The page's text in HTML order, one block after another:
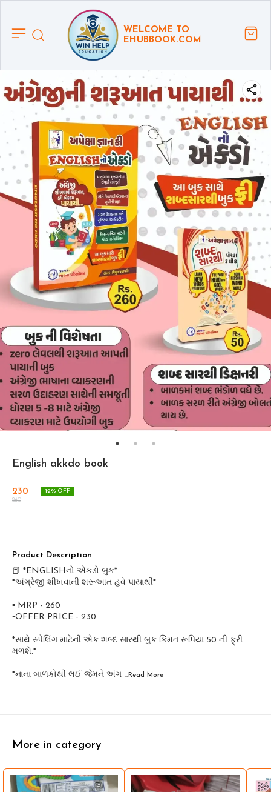
WELCOME TO
EHUBBOOK.COM
English akkdo book
230
260
12% OFF
Product Description
📕 *ENGLISHનો એકડો બુક*
*અંગ્રેજી શીખવાની શરૂઆત હવે પાયાથી*
▪️ MRP - 260
▪️OFFER PRICE - 230
*સાથે સ્પેલિંગ માટેની એક શબ્દ સારથી બુક કિંમત રૂપિયા 50 ની ફ્રી
મળશે.*
*નાના બાળકોથી લઈ જેમને અંગ ...Read More
More in category